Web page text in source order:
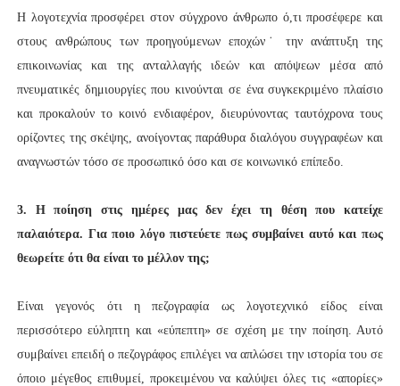
Η λογοτεχνία προσφέρει στον σύγχρονο άνθρωπο ό,τι προσέφερε και
στους ανθρώπους των προηγούμενων εποχών˙ την ανάπτυξη της
επικοινωνίας και της ανταλλαγής ιδεών και απόψεων μέσα από
πνευματικές δημιουργίες που κινούνται σε ένα συγκεκριμένο πλαίσιο
και προκαλούν το κοινό ενδιαφέρον, διευρύνοντας ταυτόχρονα τους
ορίζοντες της σκέψης, ανοίγοντας παράθυρα διαλόγου συγγραφέων και
αναγνωστών τόσο σε προσωπικό όσο και σε κοινωνικό επίπεδο.
3. Η ποίηση στις ημέρες μας δεν έχει τη θέση που κατείχε
παλαιότερα. Για ποιο λόγο πιστεύετε πως συμβαίνει αυτό και πως
θεωρείτε ότι θα είναι το μέλλον της;
Είναι γεγονός ότι η πεζογραφία ως λογοτεχνικό είδος είναι
περισσότερο εύληπτη και «εύπεπτη» σε σχέση με την ποίηση. Αυτό
συμβαίνει επειδή ο πεζογράφος επιλέγει να απλώσει την ιστορία του σε
όποιο μέγεθος επιθυμεί, προκειμένου να καλύψει όλες τις «απορίες»